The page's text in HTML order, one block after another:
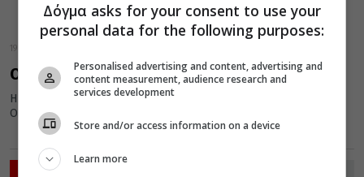
19 Οκτωβρίου 2016
Οσία Κλεοπάτρα, εορτάζει 19 Οκτωβρίου
Η Οσία Κλεοπάτρα, η οποία τιμάται από την Εκκλησία στις 19
Οκτωβρίου έκαστου έτους, απεβίωσε ειρηνικά.
ΡΟΗ ΕΙΔΗΣΕΩΝ
Δόγμα asks for your consent to use your
personal data for the following purposes:
Personalised advertising and content, advertising and
content measurement, audience research and
services development
Store and/or access information on a device
Learn more